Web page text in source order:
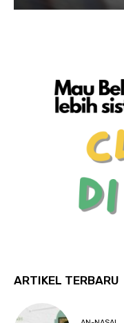
ARTIKEL TERBARU